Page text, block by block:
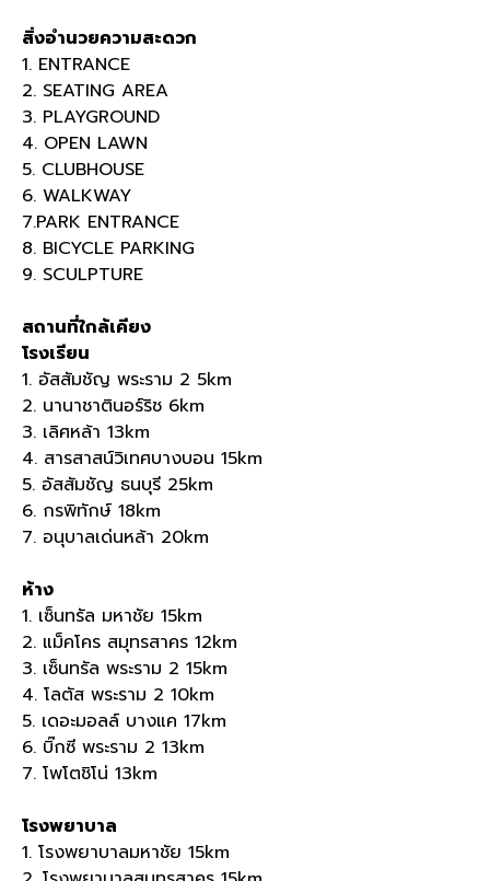
สิ่งอำนวยความสะดวก
1. ENTRANCE
2. SEATING AREA
3. PLAYGROUND
4. OPEN LAWN
5. CLUBHOUSE
6. WALKWAY
7.PARK ENTRANCE
8. BICYCLE PARKING
9. SCULPTURE
สถานที่ใกล้เคียง
โรงเรียน
1. อัสสัมชัญ พระราม 2 5km
2. นานาชาตินอร์ริช 6km
3. เลิศหล้า 13km
4. สารสาสน์วิเทศบางบอน 15km
5. อัสสัมชัญ ธนบุรี 25km
6. กรพิทักษ์ 18km
7. อนุบาลเด่นหล้า 20km
ห้าง
1. เซ็นทรัล มหาชัย 15km
2. แม็คโคร สมุทรสาคร 12km
3. เซ็นทรัล พระราม 2 15km
4. โลตัส พระราม 2 10km
5. เดอะมอลล์ บางแค 17km
6. บิ๊กซี พระราม 2 13km
7. โพโตชิโน่ 13km
โรงพยาบาล
1. โรงพยาบาลมหาชัย 15km